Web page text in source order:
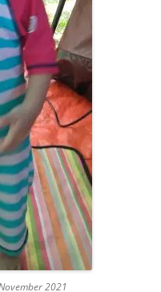
2021